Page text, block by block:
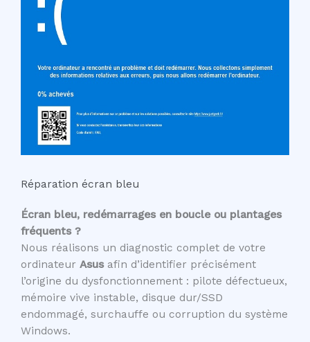
Réparation écran bleu
Écran bleu, redémarrages en boucle ou plantages
fréquents ?
Nous réalisons un diagnostic complet de votre
ordinateur Asusafin d’identifier précisément
l’origine du dysfonctionnement : pilote défectueux,
mémoire vive instable, disque dur/SSD
endommagé, surchauffe ou corruption du système
Windows.